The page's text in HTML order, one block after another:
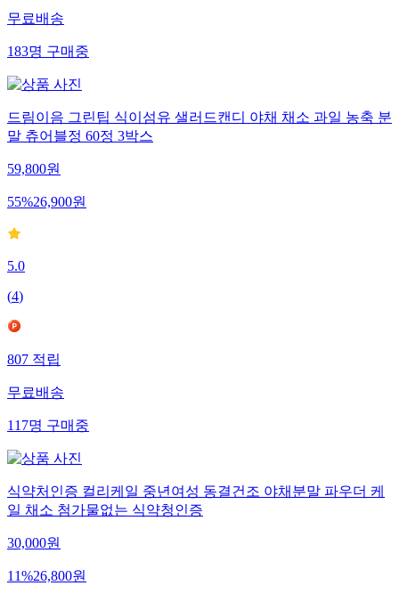
무료배송
183명구매중
드림이음 그린팁 식이섬유 샐러드캔디 야채 채소 과일 농축 분
말 츄어블정 60정 3박스
59,800원
55%26,900원
5.0
(4)
807적립
무료배송
117명구매중
식약처인증 컬리케일 중년여성 동결건조 야채분말 파우더 케
일 채소 첨가물없는 식약청인증
30,000원
11%26,800원